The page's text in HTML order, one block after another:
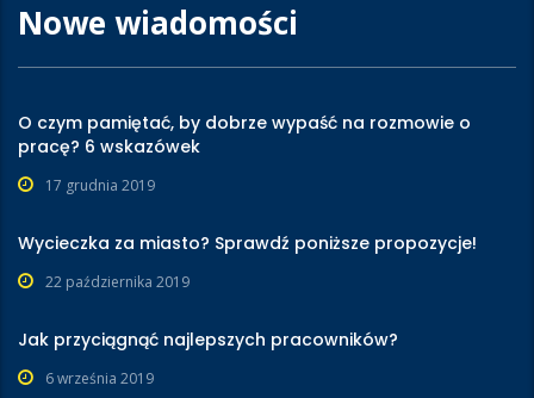
Nowe wiadomości
O czym pamiętać, by dobrze wypaść na rozmowie o
pracę? 6 wskazówek
17 grudnia 2019
Wycieczka za miasto? Sprawdź poniższe propozycje!
22 października 2019
Jak przyciągnąć najlepszych pracowników?
6 września 2019